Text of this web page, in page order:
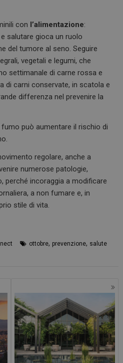
con l’alimentazione:
salutare gioca un ruolo
del tumore al seno. Seguire
vegetali e legumi, che
settimanale di carne rossa e
di carni conservate, in scatola e
differenza nel prevenire la
fumo può aumentare il rischio di
regolare, anche a
numerose patologie,
perché incoraggia a modificare
a non fumare e, in
stile di vita.
ottobre, prevenzione, salute